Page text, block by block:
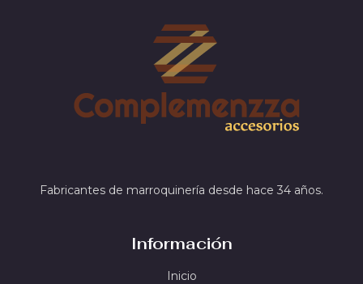
Fabricantes de marroquinería desde hace 34 años.
Información
Inicio